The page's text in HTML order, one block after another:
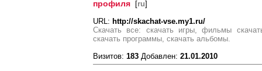
профиля [ru]
URL: http://skachat-vse.my1.ru/
Скачать все: скачать игры, фильмы
скачать программы, скачать альбомы.
Визитов: 183 Добавлен: 21.01.2010